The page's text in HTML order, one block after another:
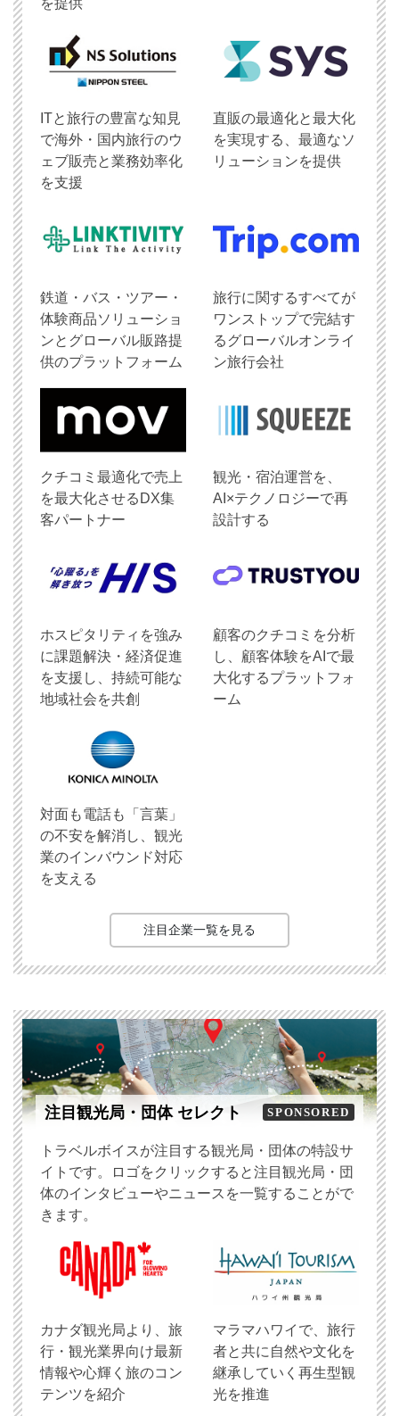
を提供
ITと旅行の豊富な知見
で海外・国内旅行のウ
ェブ販売と業務効率化
を支援
直販の最適化と最大化
を実現する、最適なソ
リューションを提供
鉄道・バス・ツアー・
体験商品ソリューショ
ンとグローバル販路提
供のプラットフォーム
旅行に関するすべてが
ワンストップで完結す
るグローバルオンライ
ン旅行会社
クチコミ最適化で売上
を最大化させるDX集
客パートナー
観光・宿泊運営を、
AI×テクノロジーで再
設計する
ホスピタリティを強み
に課題解決・経済促進
を支援し、持続可能な
地域社会を共創
顧客のクチコミを分析
し、顧客体験をAIで最
大化するプラットフォ
ーム
対面も電話も「言葉」
の不安を解消し、観光
業のインバウンド対応
を支える
注目企業一覧を見る
注目観光局・団体 セレクト SPONSORED
トラベルボイスが注目する観光局・団体の特設サ
イトです。ロゴをクリックすると注目観光局・団
体のインタビューやニュースを一覧することがで
きます。
​カナダ観光局より、旅
行・観光業界向け最新
情報や心輝く旅のコン
テンツを紹介
マラマハワイで、旅行
者と共に自然や文化を
継承していく再生型観
光を推進